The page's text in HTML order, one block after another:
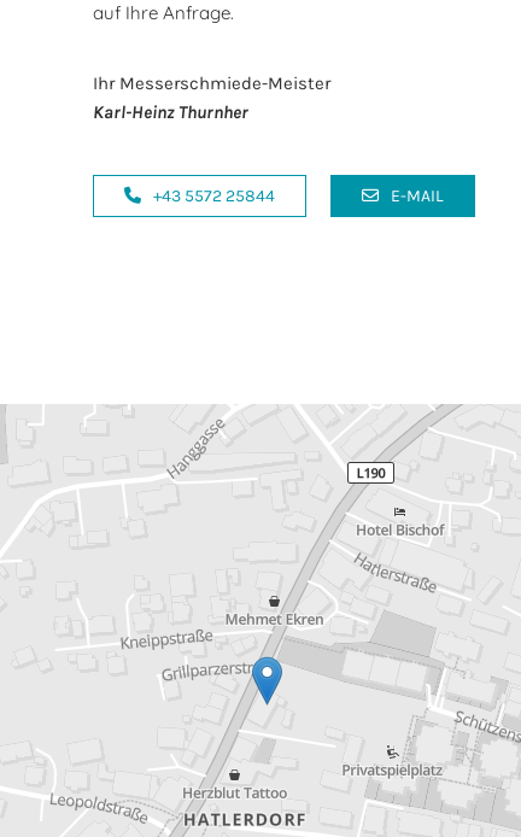
auf Ihre Anfrage.
Ihr Messerschmiede-Meister
Karl-Heinz Thurnher
+43 5572 25844 E-MAIL